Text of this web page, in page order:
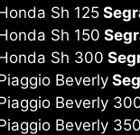
Sh 125
Sh 150
Sh 300
Beverly
Beverly
Beverly